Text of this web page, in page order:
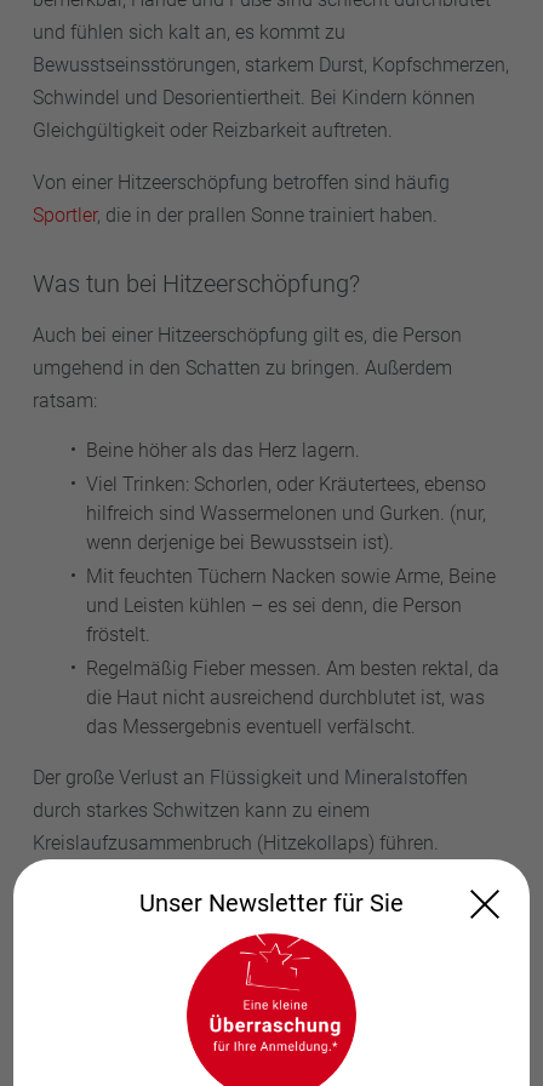
und fühlen sich kalt an, es kommt zu
Bewusstseinsstörungen, starkem Durst, Kopfschmerzen,
Schwindel und Desorientiertheit. Bei Kindern können
Gleichgültigkeit oder Reizbarkeit auftreten.
Von einer Hitzeerschöpfung betroffen sind häufig
Sportler, die in der prallen Sonne trainiert haben.
Was tun bei Hitzeerschöpfung?
Auch bei einer Hitzeerschöpfung gilt es, die Person
umgehend in den Schatten zu bringen. Außerdem
ratsam:
Beine höher als das Herz lagern.
Viel Trinken: Schorlen, oder Kräutertees, ebenso
hilfreich sind Wassermelonen und Gurken. (nur,
wenn derjenige bei Bewusstsein ist).
Mit feuchten Tüchern Nacken sowie Arme, Beine
und Leisten kühlen – es sei denn, die Person
fröstelt.
Regelmäßig Fieber messen. Am besten rektal, da
die Haut nicht ausreichend durchblutet ist, was
das Messergebnis eventuell verfälscht.
Der große Verlust an Flüssigkeit und Mineralstoffen
durch starkes Schwitzen kann zu einem
Kreislaufzusammenbruch (Hitzekollaps) führen.
Sie als fertige Mischung in der Apotheke bekommen. Bei
einem Kreislaufkollaps, Krämpfen,
Bewusstseinstrübung oder Bewusstlosigkeit
verständigen Sie sofort den Notarzt.
Hitzeerschöpfung vorbeugen
Unser Newsletter für Sie